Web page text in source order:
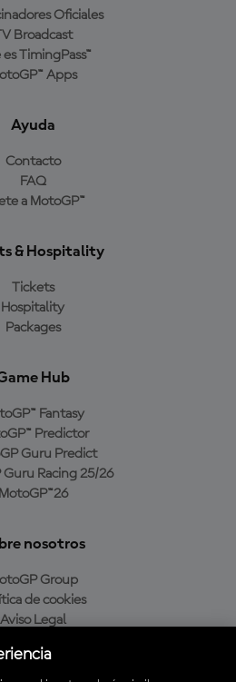
Oficiales
Broadcast
TimingPass™
Apps
Ayuda
Contacto
FAQ
a MotoGP™
& Hospitality
Tickets
Hospitality
Packages
Hub
Fantasy
Predictor
Guru Predict
Guru Racing 25/26
MotoGP™26
nosotros
Group
de cookies
Aviso Legal
de compra